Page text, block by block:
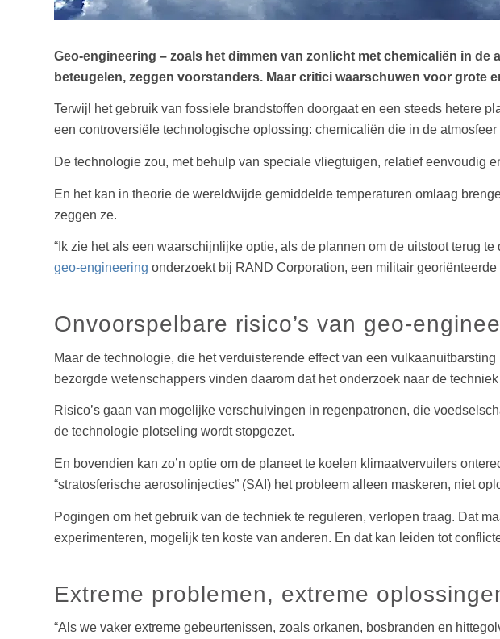
Geo-engineering – zoals het dimmen van zonlicht met chemicaliën in
beteugelen, zeggen voorstanders. Maar critici waarschuwen voor grote
Terwijl het gebruik van fossiele brandstoffen doorgaat en een steeds hetere
een controversiële technologische oplossing: chemicaliën die in de
De technologie zou, met behulp van speciale vliegtuigen, relatief eenvoudig
En het kan in theorie de wereldwijde gemiddelde temperaturen omlaag
zeggen ze.
“Ik zie het als een waarschijnlijke optie, als de plannen om de uitstoot terug
geo-engineering onderzoekt bij RAND Corporation, een militair georiënteerde
Onvoorspelbare risico’s van geo-
Maar de technologie, die het verduisterende effect van een
bezorgde wetenschappers vinden daarom dat het onderzoek naar de
Risico’s gaan van mogelijke verschuivingen in regenpatronen, die
de technologie plotseling wordt stopgezet.
En bovendien kan zo’n optie om de planeet te koelen klimaatvervuilers
“stratosferische aerosolinjecties” (SAI) het probleem alleen maskeren, niet
Pogingen om het gebruik van de techniek te reguleren, verlopen traag. Dat
experimenteren, mogelijk ten koste van anderen. En dat kan leiden tot
Extreme problemen, extreme
“Als we vaker extreme gebeurtenissen, zoals orkanen, bosbranden en